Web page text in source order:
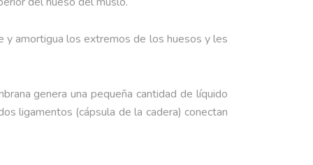
y amortigua los extremos de los huesos y les
genera una pequeña cantidad de líquido
ligamentos (cápsula de la cadera) conectan